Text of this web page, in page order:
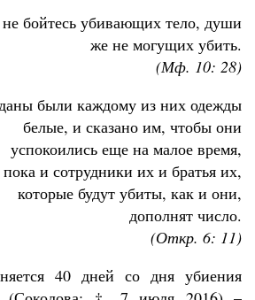
бойтесь убивающих тело, души
же не могущих убить.
(Мф. 10: 28)
были каждому из них одежды
белые, и сказано им, чтобы они
успокоились еще на малое время,
пока и сотрудники их и братья их,
которые будут убиты, как и они,
дополнят число.
(Откр. 6: 11)
40 дней со дня убиения